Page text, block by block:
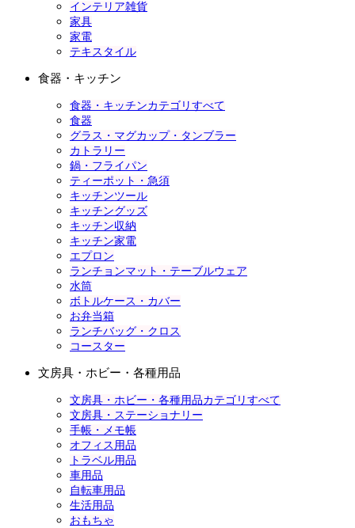
インテリア雑貨
家具
家電
テキスタイル
食器・キッチン
食器・キッチンカテゴリすべて
食器
グラス・マグカップ・タンブラー
カトラリー
鍋・フライパン
ティーポット・急須
キッチンツール
キッチングッズ
キッチン収納
キッチン家電
エプロン
ランチョンマット・テーブルウェア
水筒
ボトルケース・カバー
お弁当箱
ランチバッグ・クロス
コースター
文房具・ホビー・各種用品
文房具・ホビー・各種用品カテゴリすべて
文房具・ステーショナリー
手帳・メモ帳
オフィス用品
トラベル用品
車用品
自転車用品
生活用品
おもちゃ